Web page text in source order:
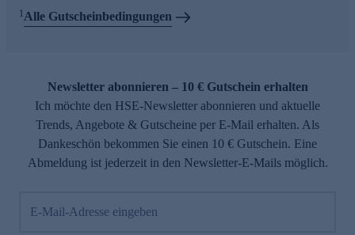
1Alle Gutscheinbedingungen
Newsletter abonnieren – 10 € Gutschein erhalten
Ich möchte den HSE-Newsletter abonnieren und aktuelle
Trends, Angebote & Gutscheine per E-Mail erhalten. Als
Dankeschön bekommen Sie einen 10 € Gutschein. Eine
Abmeldung ist jederzeit in den Newsletter-E-Mails möglich.
E-Mail-Adresse eingeben